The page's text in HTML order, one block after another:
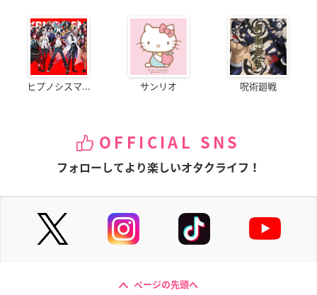
ヒプノシスマ... サンリオ 呪術廻戦
OFFICIAL SNS
フォローしてより楽しいオタクライフ！
ページの先頭へ